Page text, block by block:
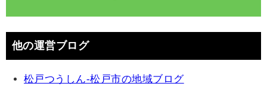
他の運営ブログ
松戸つうしん-松戸市の地域ブログ